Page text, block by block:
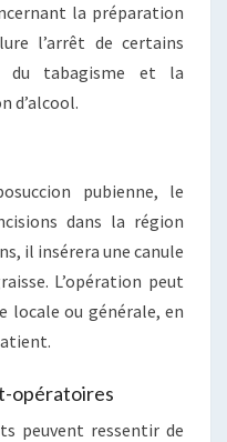
la préparation
l’arrêt de certains
du tabagisme et la
d’alcool.
pubienne, le
dans la région
il insérera une canule
L’opération peut
locale ou générale, en
opératoires
peuvent ressentir de